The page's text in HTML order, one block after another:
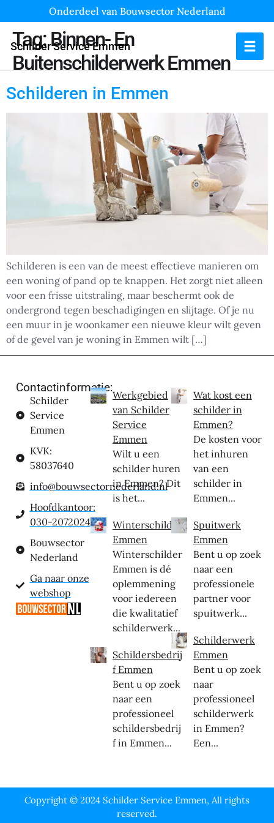
Onderdeel van Bouwsector Nederland
Schilder Service Emmen
Tag:Binnen- En
Buitenschilderwerk Emmen
Schilderen in Emmen
Schilderen is een van de meest effectieve manieren om
een woning of pand op te knappen. Het zorgt niet alleen
voor een frisse uitstraling, maar beschermt ook de
ondergrond tegen beschadigingen en slijtage. Of je nu
een muur in je woonkamer een nieuwe kleur wilt geven
of de gevel van je woning in Emmen wilt […]
Contactinformatie:
Schilder
Service
Emmen
KVK:
58037640
info@bouwsectornederland.nl
Hoofdkantoor:
030-2072024
Bouwsector
Nederland
Ga naar onze
webshop
Werkgebied
van Schilder
Service
Emmen
Wilt u een
schilder huren
in Emmen? Dit
is het...
Winterschilder
Emmen
Winterschilder
Emmen is dé
oplemmening
voor iedereen
die kwalitatief
schilderwerk...
Schildersbedrij
f Emmen
Bent u op zoek
naar een
professioneel
schildersbedrij
f in Emmen...
Wat kost een
schilder in
Emmen?
De kosten voor
het inhuren
van een
schilder in
Emmen...
Spuitwerk
Emmen
Bent u op zoek
naar een
professionele
partner voor
spuitwerk...
Schilderwerk
Emmen
Bent u op zoek
naar
professioneel
schilderwerk
in Emmen?
Een...
Copyright © 2024 Schilder Service Emmen, All rights
reserved.